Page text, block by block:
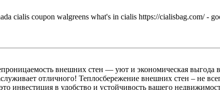
cialis coupon walgreens what's in cialis https://cialisbag.com/ -
внешних стен — уют и экономическая выгода
отличного! Теплосбережение внешних стен – не
инвестиция в удобство и устойчивость вашего